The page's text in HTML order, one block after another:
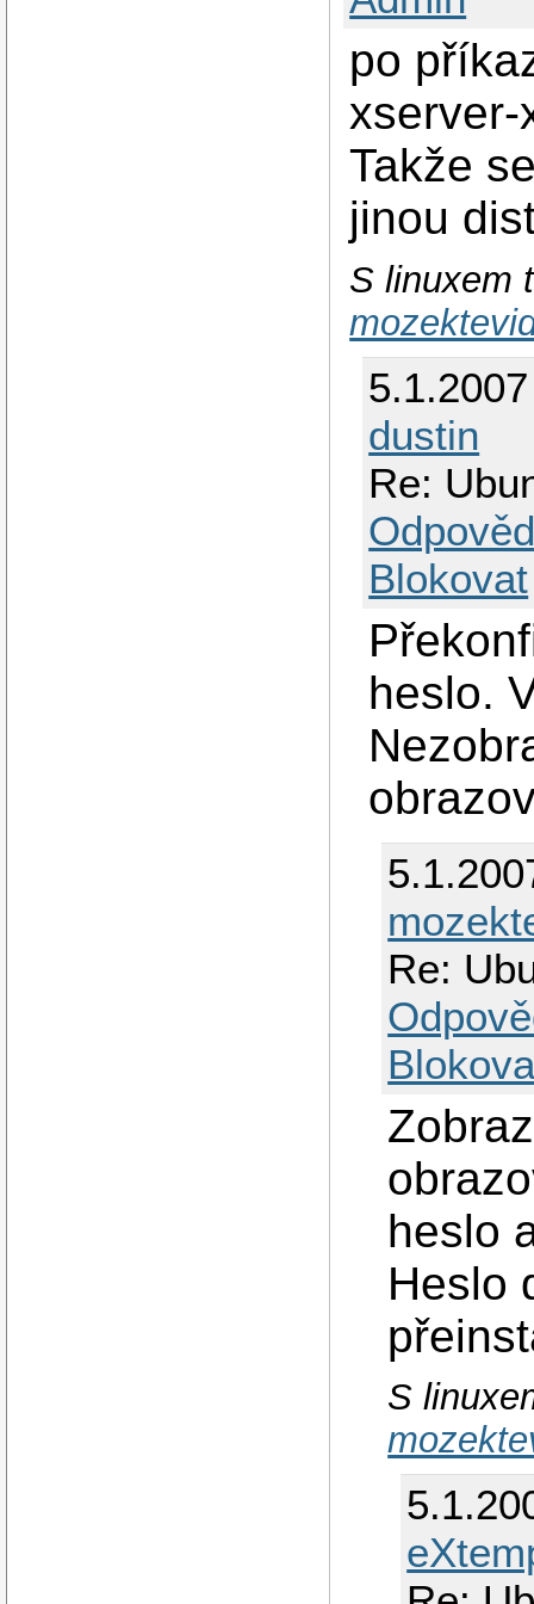
po
xserver-
Takže
jinou
S linuxem
dustin
Re:
Blokovat
heslo.
Re:
heslo
Heslo
S